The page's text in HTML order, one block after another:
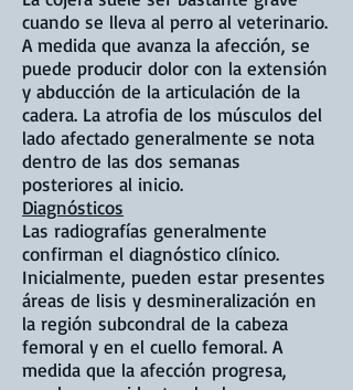
cuando se lleva al perro al veterinario.
A medida que avanza la afección, se
puede producir dolor con la extensión
y abducción de la articulación de la
cadera. La atrofia de los músculos del
lado afectado generalmente se nota
dentro de las dos semanas
posteriores al inicio.
Diagnósticos
Las radiografías generalmente
confirman el diagnóstico clínico.
Inicialmente, pueden estar presentes
áreas de lisis y desmineralización en
la región subcondral de la cabeza
femoral y en el cuello femoral. A
medida que la afección progresa,